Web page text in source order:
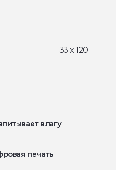
влагу
печать